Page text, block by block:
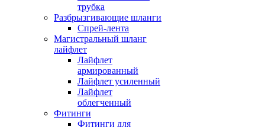
трубка
Разбрызгивающие шланги
Спрей-лента
Магистральный шланг
лайфлет
Лайфлет
армированный
Лайфлет усиленный
Лайфлет
облегченный
Фитинги
Фитинги для